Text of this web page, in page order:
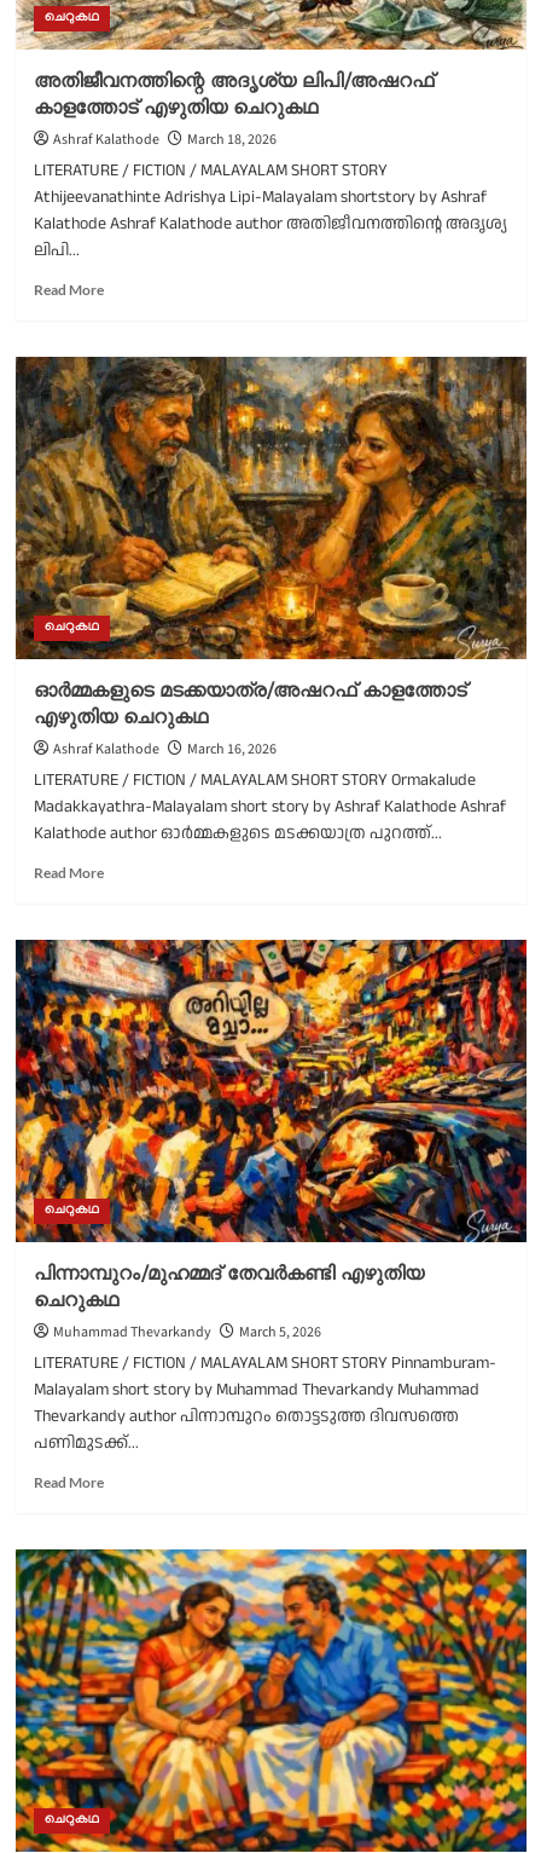
ചെറുകഥ
അതിജീവനത്തിന്റെ അദൃശ്യ ലിപി/അഷറഫ്
കാളത്തോട് എഴുതിയ ചെറുകഥ
Ashraf Kalathode March 18, 2026
LITERATURE / FICTION / MALAYALAM SHORT STORY
Athijeevanathinte Adrishya Lipi-Malayalam shortstory by Ashraf
Kalathode Ashraf Kalathode author അതിജീവനത്തിന്റെ അദൃശ്യ
ലിപി...
Read MoreRead
അതിജീവനത്തിന്റെ
അദൃശ്യ
ലിപി/
അഷറഫ്
കാളത്തോട്
എഴുതിയ
ചെറുകഥ
ചെറുകഥ
ഓർമ്മകളുടെ മടക്കയാത്ര/അഷറഫ് കാളത്തോട്
എഴുതിയ ചെറുകഥ
Ashraf Kalathode March 16, 2026
LITERATURE / FICTION / MALAYALAM SHORT STORY Ormakalude
Madakkayathra-Malayalam short story by Ashraf Kalathode Ashraf
Kalathode author ഓർമ്മകളുടെ മടക്കയാത്ര പുറത്ത്...
Read MoreRead
ഓർമ്മകളുടെ
മടക്കയാത്ര/
അഷറഫ്
കാളത്തോട്
എഴുതിയ
ചെറുകഥ
ചെറുകഥ
പിന്നാമ്പുറം/മുഹമ്മദ്‌ തേവർകണ്ടി എഴുതിയ
ചെറുകഥ
Muhammad Thevarkandy March 5, 2026
LITERATURE / FICTION / MALAYALAM SHORT STORY Pinnamburam-
Malayalam short story by Muhammad Thevarkandy Muhammad
Thevarkandy author പിന്നാമ്പുറം തൊട്ടടുത്ത ദിവസത്തെ
പണിമുടക്ക്...
Read MoreRead
പിന്നാമ്പുറം/
മുഹമ്മദ്‌
തേവർകണ്ടി
എഴുതിയ
ചെറുകഥ
ചെറുകഥ